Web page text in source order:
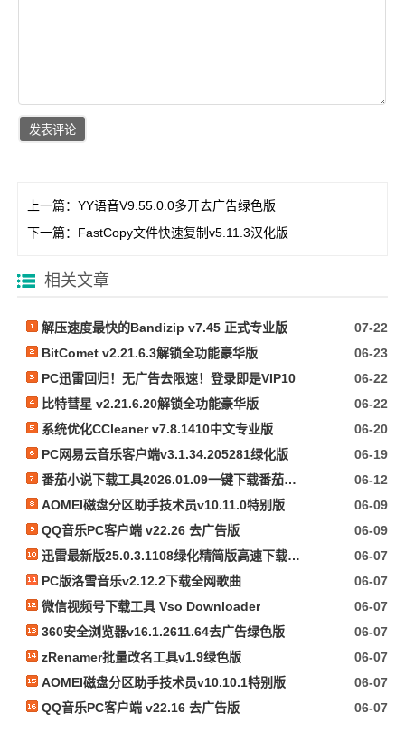
上一篇： YY语音V9.55.0.0多开去广告绿色版
下一篇： FastCopy文件快速复制v5.11.3汉化版
相关文章
解压速度最快的Bandizip v7.45 正式专业版
07-22
BitComet v2.21.6.3解锁全功能豪华版
06-23
PC迅雷回归！无广告去限速！登录即是VIP10
06-22
比特彗星 v2.21.6.20解锁全功能豪华版
06-22
系统优化CCleaner v7.8.1410中文专业版
06-20
PC网易云音乐客户端v3.1.34.205281绿化版
06-19
番茄小说下载工具2026.01.09一键下载番茄小说
06-12
AOMEI磁盘分区助手技术员v10.11.0特别版
06-09
QQ音乐PC客户端 v22.26 去广告版
06-09
迅雷最新版25.0.3.1108绿化精简版高速下载资源磁力下载
06-07
PC版洛雪音乐v2.12.2下载全网歌曲
06-07
微信视频号下载工具 Vso Downloader
06-07
360安全浏览器v16.1.2611.64去广告绿色版
06-07
zRenamer批量改名工具v1.9绿色版
06-07
AOMEI磁盘分区助手技术员v10.10.1特别版
06-07
QQ音乐PC客户端 v22.16 去广告版
06-07